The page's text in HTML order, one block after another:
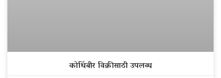
कोथिंबीर विक्रीसाठी उपलब्ध